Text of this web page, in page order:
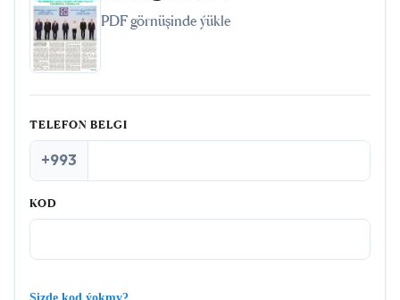
PDF görnüşinde ýükle
TELEFON BELGI
+993
KOD